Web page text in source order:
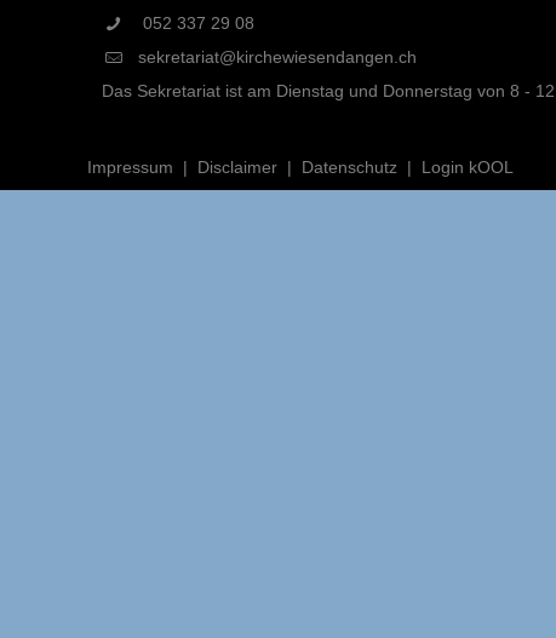
052 337 29 08
sekretariat@kirchewiesendangen.ch
Das Sekretariat ist am Dienstag und Donnerstag von 8 -
Impressum Disclaimer Datenschutz Login kOOL